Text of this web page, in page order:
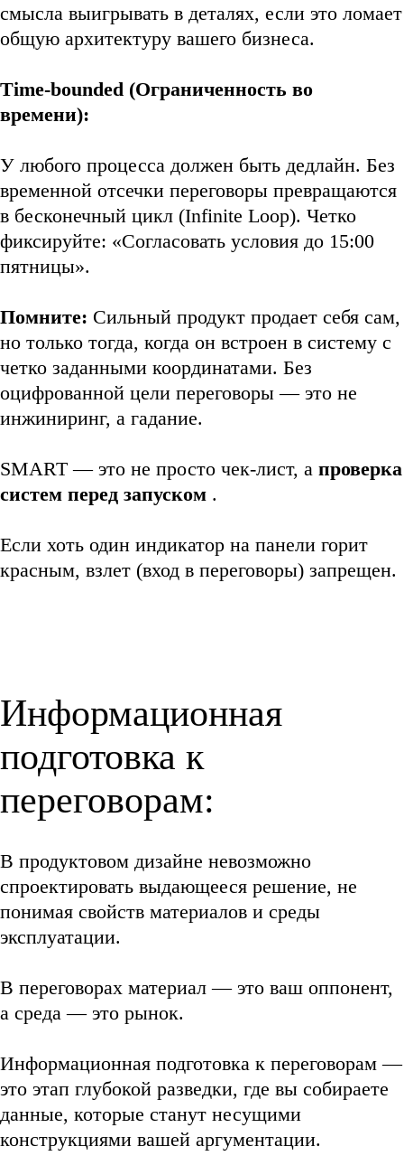
смысла выигрывать в деталях, если это ломает
общую архитектуру вашего бизнеса.
Time-bounded (Ограниченность во
времени):
У любого процесса должен быть дедлайн. Без
временной отсечки переговоры превращаются
в бесконечный цикл (Infinite Loop). Четко
фиксируйте: «Согласовать условия до 15:00
пятницы».
Помните: Сильный продукт продает себя сам,
но только тогда, когда он встроен в систему с
четко заданными координатами. Без
оцифрованной цели переговоры — это не
инжиниринг, а гадание.
SMART — это не просто чек-лист, а проверка
систем перед запуском .
Если хоть один индикатор на панели горит
красным, взлет (вход в переговоры) запрещен.
Информационная
подготовка к
переговорам:
В продуктовом дизайне невозможно
спроектировать выдающееся решение, не
понимая свойств материалов и среды
эксплуатации.
В переговорах материал — это ваш оппонент,
а среда — это рынок.
Информационная подготовка к переговорам —
это этап глубокой разведки, где вы собираете
данные, которые станут несущими
конструкциями вашей аргументации.